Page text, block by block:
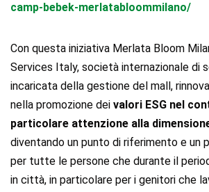
camp-bebek-merlatabloommilano/
Con questa iniziativa Merlata Bloom
Services Italy, società internazionale di
incaricata della gestione del mall,
nella promozione dei valori ESG nel
particolare attenzione alla
diventando un punto di riferimento e un
per tutte le persone che durante il
in città, in particolare per i genitori che